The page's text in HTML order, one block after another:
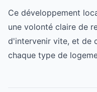
Ce développement
une volonté claire de
d'intervenir vite, et de
chaque type de